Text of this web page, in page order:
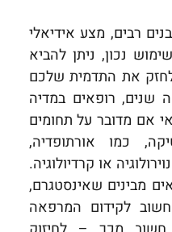
רבים, מצע אידיאלי
נכון, ניתן להביא
את התדמית שלכם
שנים, רופאים במדיה
אם מדובר על תחומים
כמו אורתופדיה,
או קרדיולוגיה.
מבינים שאינסטגרם,
חשוב לקידום המרפאה